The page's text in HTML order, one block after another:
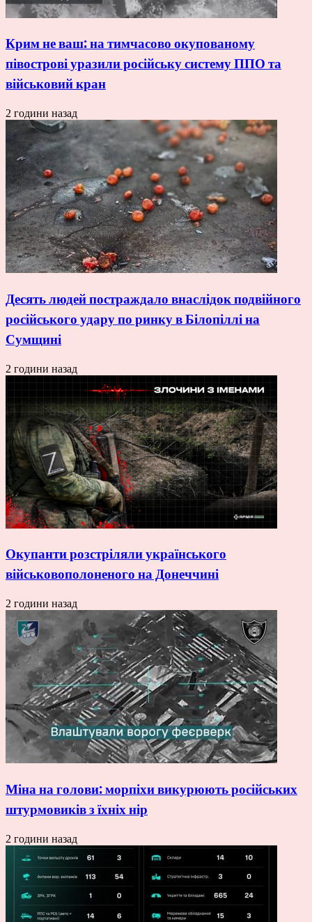
Крим не ваш: на тимчасово окупованому
півострові уразили російську систему ППО та
військовий кран
2 години назад
Десять людей постраждало внаслідок подвійного
російського удару по ринку в Білопіллі на
Сумщині
2 години назад
Окупанти розстріляли українського
військовополоненого на Донеччині
2 години назад
Міна на голови: морпіхи викурюють російських
штурмовиків з їхніх нір
2 години назад